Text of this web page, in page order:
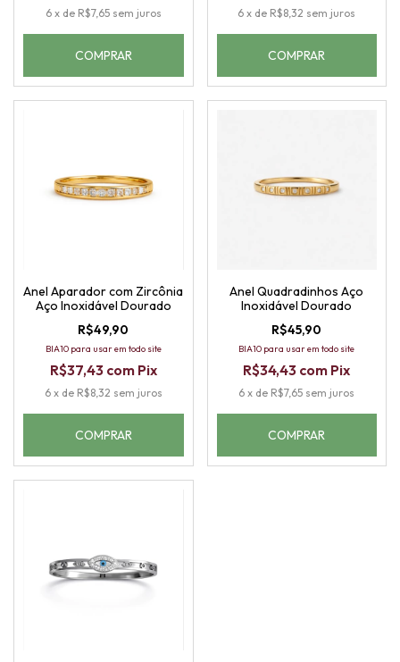
6 x de R$7,65 sem juros
COMPRAR
6 x de R$8,32 sem juros
COMPRAR
Anel Aparador com Zircônia
Aço Inoxidável Dourado
R$49,90
BIA10 para usar em todo site
R$37,43 com Pix
6 x de R$8,32 sem juros
COMPRAR
Anel Quadradinhos Aço
Inoxidável Dourado
R$45,90
BIA10 para usar em todo site
R$34,43 com Pix
6 x de R$7,65 sem juros
COMPRAR